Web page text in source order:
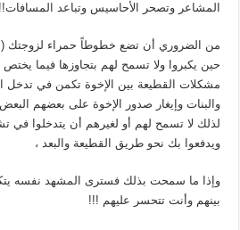
المشاعر وتصحر الأحاسيس وتباعد
من الضروري أن تضع خطوطاً حمراء لزوجتك (
حين يكبروا ولا تسمح لهم بتجاوزها فيما
مشكلات القطيعة بين الإخوة تكمن في تدخل
والبنات وإيغار صدور الإخوة على بعضهم
لذلك لا تسمح لهم أو لغيرهم أن يتدخلوا في
ويدفعوا بك نحو طريق القطيعة والبعد ،
وإذا ما سمحت بذلك فسترى المشهد نفسه
بينهم وأنت تتحسر عليهم !!!